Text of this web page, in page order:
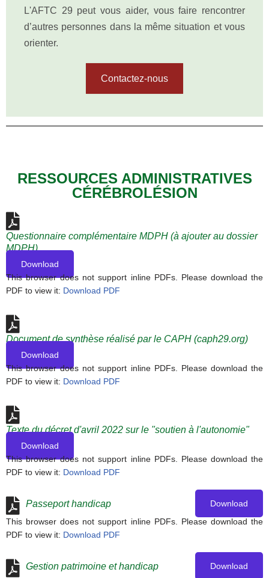
L'AFTC 29 peut vous aider, vous faire rencontrer
d’autres personnes dans la même situation et vous
orienter.
Contactez-nous
RESSOURCES ADMINISTRATIVES
CÉRÉBROLÉSION
Questionnaire complémentaire MDPH (à ajouter au dossier
MDPH)
Download
This browser does not support inline PDFs. Please download the
PDF to view it: Download PDF
Document de synthèse réalisé par le CAPH (caph29.org)
Download
This browser does not support inline PDFs. Please download the
PDF to view it: Download PDF
Texte du décret d'avril 2022 sur le "soutien à l'autonomie"
Download
This browser does not support inline PDFs. Please download the
PDF to view it: Download PDF
Passeport handicap
Download
This browser does not support inline PDFs. Please download the
PDF to view it: Download PDF
Gestion patrimoine et handicap
Download